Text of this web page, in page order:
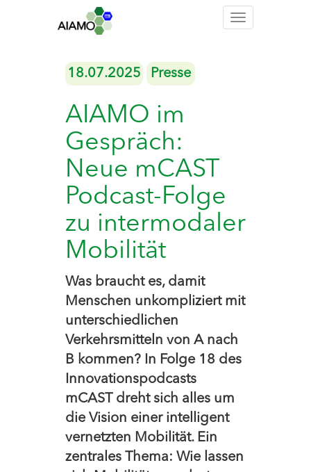
Toggle
18.07.2025 Presse
AIAMO im
Gespräch:
Neue mCAST
Podcast-Folge
zu intermodaler
Mobilität
Was braucht es, damit
Menschen unkompliziert mit
unterschiedlichen
Verkehrsmitteln von A nach
B kommen? In Folge 18 des
Innovationspodcasts
mCAST dreht sich alles um
die Vision einer intelligent
vernetzten Mobilität. Ein
zentrales Thema: Wie lassen